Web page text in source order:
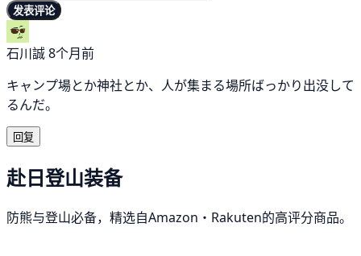
发表评论
石川誠8个月前
キャンプ場とか神社とか、人が集まる場所ばっかり出没して
るんだ。
回复
赴日登山装备
防熊与登山必备，精选自Amazon・Rakuten的高评分商品。